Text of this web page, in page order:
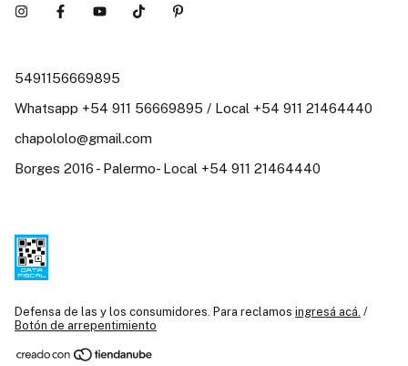
5491156669895
Whatsapp +54 911 56669895 / Local +54 911 21464440
chapololo@gmail.com
Borges 2016 - Palermo- Local +54 911 21464440
Defensa de las y los consumidores. Para reclamos ingresá acá. /
Botón de arrepentimiento